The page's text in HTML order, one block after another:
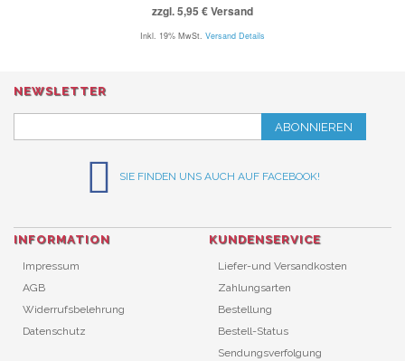
zzgl. 5,95 € Versand
Inkl. 19% MwSt. Versand Details
NEWSLETTER
ABONNIEREN
SIE FINDEN UNS AUCH AUF FACEBOOK!
INFORMATION
Impressum
AGB
Widerrufsbelehrung
Datenschutz
KUNDENSERVICE
Liefer-und Versandkosten
Zahlungsarten
Bestellung
Bestell-Status
Sendungsverfolgung